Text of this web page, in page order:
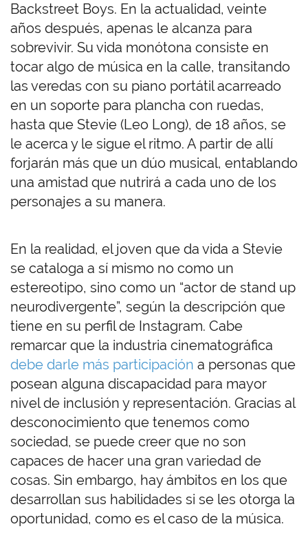
Backstreet Boys. En la actualidad, veinte
años después, apenas le alcanza para
sobrevivir. Su vida monótona consiste en
tocar algo de música en la calle, transitando
las veredas con su piano portátil acarreado
en un soporte para plancha con ruedas,
hasta que Stevie (Leo Long), de 18 años, se
le acerca y le sigue el ritmo. A partir de allí
forjarán más que un dúo musical, entablando
una amistad que nutrirá a cada uno de los
personajes a su manera.
En la realidad, el joven que da vida a Stevie
se cataloga a sí mismo no como un
estereotipo, sino como un “actor de stand up
neurodivergente”, según la descripción que
tiene en su perfil de Instagram. Cabe
remarcar que la industria cinematográfica
debe darle más participación a personas que
posean alguna discapacidad para mayor
nivel de inclusión y representación. Gracias al
desconocimiento que tenemos como
sociedad, se puede creer que no son
capaces de hacer una gran variedad de
cosas. Sin embargo, hay ámbitos en los que
desarrollan sus habilidades si se les otorga la
oportunidad, como es el caso de la música.